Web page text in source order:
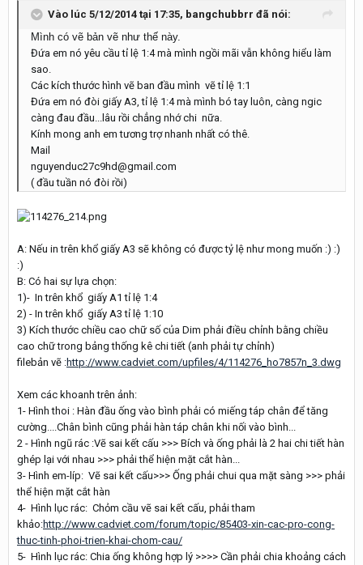
Vào lúc 5/12/2014 tại 17:35, bangchubbrr đã nói:
Mình có vẽ bản vẽ như thế này.
Đứa em nó yêu cầu tỉ lệ 1:4 mà mình ngồi mãi vẫn không hiểu làm
sao.
Các kích thước hình vẽ ban đầu mình vẽ tỉ lệ 1:1
Đứa em nó đòi giấy A3, tỉ lệ 1:4 mà mình bó tay luôn, càng ngic
càng đau đầu...lâu rồi chẳng nhớ chi nữa.
Kính mong anh em tương trợ nhanh nhất có thê.
Mail
nguyenduc27c9hd@gmail.com
( đầu tuần nó đòi rồi)
A: Nếu in trên khổ giấy A3 sẽ không có được tỷ lệ như mong muốn :) :)
:)
B: Có hai sự lựa chọn:
1)- In trên khổ giấy A1 tỉ lệ 1:4
2) - In trên khổ giấy A3 tỉ lệ 1:10
3) Kích thước chiều cao chữ số của Dim phải điều chỉnh bằng chiều
cao chữ trong bảng thống kê chi tiết (anh phải tự chỉnh)
filebản vẽ :http://www.cadviet.com/upfiles/4/114276_ho7857n_3.dwg
Xem các khoanh trên ảnh:
1- Hình thoi : Hàn đầu ống vào bình phải có miếng táp chân để tăng
cường....Chân bình cũng phải hàn táp chân khi nối vào bình...
2 - Hình ngũ rác :Vẽ sai kết cấu >>> Bích và ống phải là 2 hai chi tiết hàn
ghép lại với nhau >>> phải thể hiện mặt cắt hàn...
3- Hình em-líp: Vẽ sai kết cấu>>> Ống phải chui qua mặt sàng >>> phải
thể hiện mặt cắt hàn
4- Hình lục rác: Chỏm cầu vẽ sai kết cấu, phải tham
khảo:http://www.cadviet.com/forum/topic/85403-xin-cac-pro-cong-
thuc-tinh-phoi-trien-khai-chom-cau/
5- Hình lục rác: Chia ống không hợp lý >>>> Cần phải chia khoảng cách